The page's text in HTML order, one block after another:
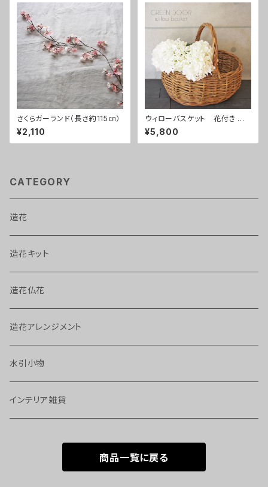
さくらガーランド（長さ約115㎝）
¥2,110
ウィローバスケット 花付き あ
じさい白
¥5,800
CATEGORY
造花
造花キット
造花仏花
造花アレンジメント
水引小物
インテリア雑貨
商品一覧に戻る